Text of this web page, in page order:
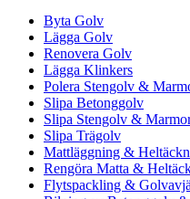
Byta Golv
Lägga Golv
Renovera Golv
Lägga Klinkers
Polera Stengolv &
Slipa Betonggolv
Slipa Stengolv &
Slipa Trägolv
Mattläggning &
Rengöra Matta &
Flytspackling &